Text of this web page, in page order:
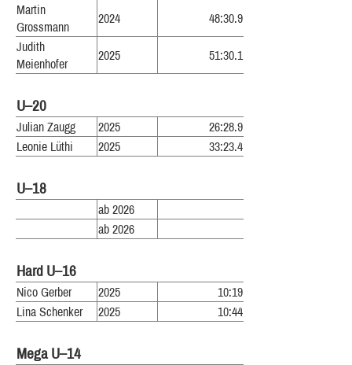
Martin
Grossmann
2024
48:30.9
Judith
Meienhofer
2025 51:30.1
U–20
Julian Zaugg 2025
26:28.9
Leonie Lüthi
2025 33:23.4
U–18
ab 2026
ab 2026
Hard U–16
Nico Gerber 2025
10:19
Lina Schenker
2025 10:44
Mega U–14